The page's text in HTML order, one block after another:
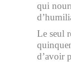
qui
Le seul
d’avoir